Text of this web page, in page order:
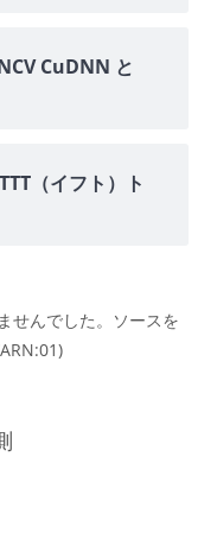
CuDNN と
（イフト）ト
せんでした。ソースを